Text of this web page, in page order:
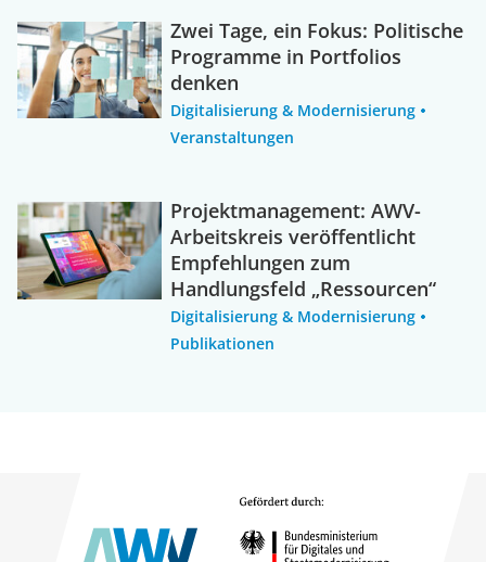
Zwei Tage, ein Fokus: Politische
Programme in Portfolios
denken
Digitalisierung & Modernisierung
Veranstaltungen
Projektmanagement: AWV-
Arbeitskreis veröffentlicht
Empfehlungen zum
Handlungsfeld „Ressourcen“
Digitalisierung & Modernisierung
Publikationen